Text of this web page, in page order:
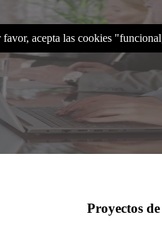
favor, acepta las cookies
Proyectos